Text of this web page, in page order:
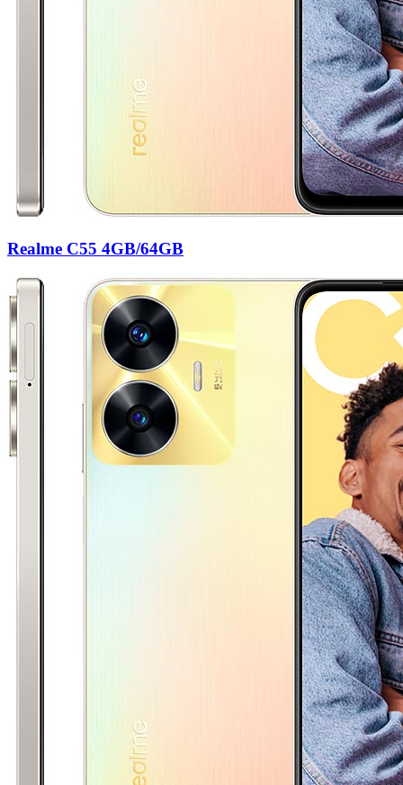
Realme C55 4GB/64GB